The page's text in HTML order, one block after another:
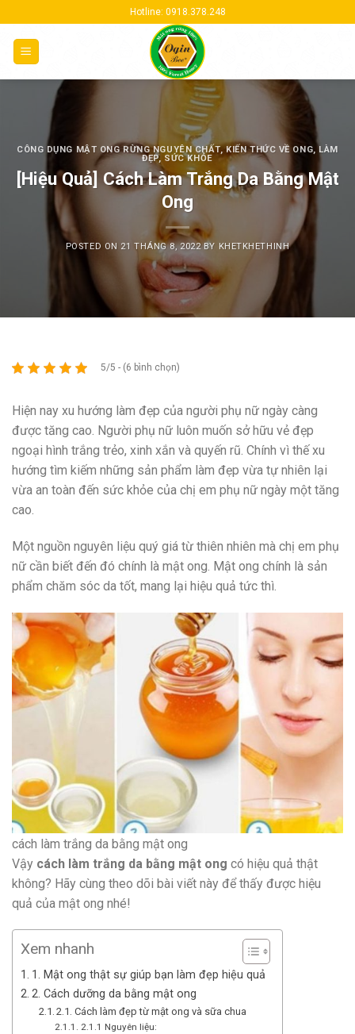
to
content
Hotline: 0918.378.248
CÔNG DỤNG MẬT ONG RỪNG NGUYÊN CHẤT, KIẾN THỨC VỀ ONG, LÀM
ĐẸP, SỨC KHỎE
[Hiệu Quả] Cách Làm Trắng Da Bằng Mật
Ong
POSTED ON 21 THÁNG 8, 2022BY KHETKHETHINH
5/5 - (6 bình chọn)
Hiện nay xu hướng làm đẹp của người phụ nữ ngày càng
được tăng cao. Người phụ nữ luôn muốn sở hữu vẻ đẹp
ngoại hình trắng trẻo, xinh xắn và quyến rũ. Chính vì thế xu
hướng tìm kiếm những sản phẩm làm đẹp vừa tự nhiên lại
vừa an toàn đến sức khỏe của chị em phụ nữ ngày một tăng
cao.
Một nguồn nguyên liệu quý giá từ thiên nhiên mà chị em phụ
nữ cần biết đến đó chính là mật ong. Mật ong chính là sản
phẩm chăm sóc da tốt, mang lại hiệu quả tức thì.
cách làm trắng da bằng mật ong
Vậy cách làm trắng da bằng mật ong có hiệu quả thật
không? Hãy cùng theo dõi bài viết này để thấy được hiệu
quả của mật ong nhé!
Xem nhanh
1. Mật ong thật sự giúp bạn làm đẹp hiệu quả
2. Cách dưỡng da bằng mật ong
2.1. Cách làm đẹp từ mật ong và sữa chua
2.1.1 Nguyên liệu: